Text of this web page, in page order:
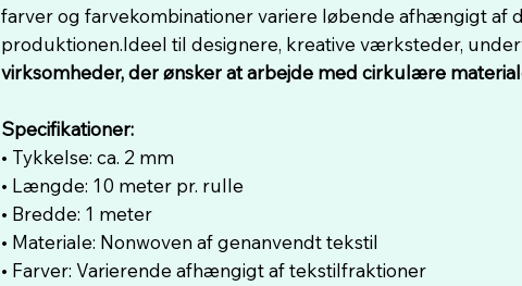
farver og farvekombinationer variere løbende afhængigt af
produktionen.Ideel til designere, kreative værksteder,
virksomheder, der ønsker at arbejde med cirkulære
Specifikationer:
• Tykkelse: ca. 2 mm
• Længde: 10 meter pr. rulle
• Bredde: 1 meter
• Materiale: Nonwoven af genanvendt tekstil
• Farver: Varierende afhængigt af tekstilfraktioner